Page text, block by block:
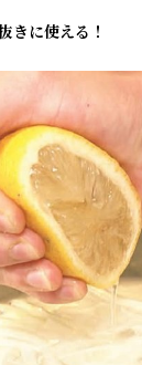
きに使える！